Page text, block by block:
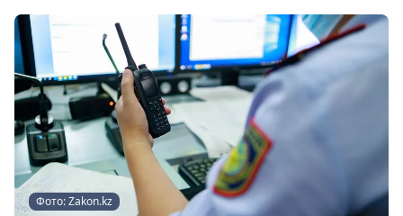
Фото: Zakon.kz